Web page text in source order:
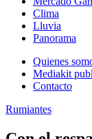
Clima
Lluvia
Panorama
Quienes
Mediakit
Contacto
Rumiantes